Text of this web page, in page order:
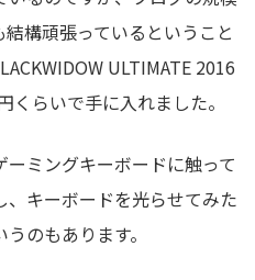
構頑張っているということ
ULTIMATE 2016
らいで手に入れました。
ミングキーボードに触って
キーボードを光らせてみた
のもあります。